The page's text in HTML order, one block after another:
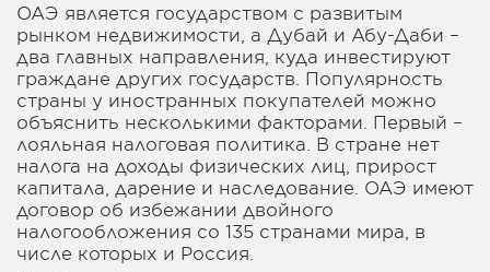
ОАЭ является государством с развитым
рынком недвижимости, а Дубай и Абу-Даби –
два главных направления, куда инвестируют
граждане других государств. Популярность
страны у иностранных покупателей можно
объяснить несколькими факторами. Первый –
лояльная налоговая политика. В стране нет
налога на доходы физических лиц, прирост
капитала, дарение и наследование. ОАЭ имеют
договор об избежании двойного
налогообложения со 135 странами мира, в
числе которых и Россия.